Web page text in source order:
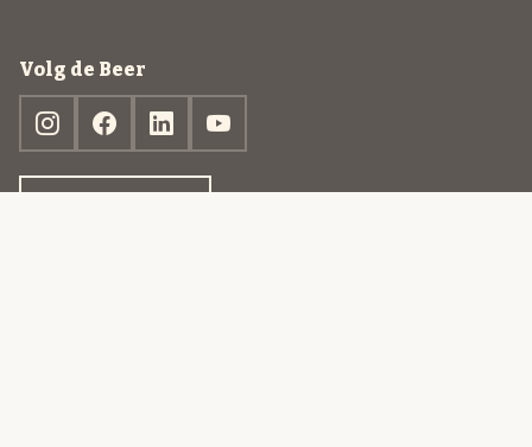
Volg de Beer